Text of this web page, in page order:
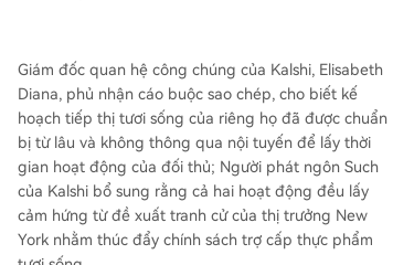
Giám đốc quan hệ công chúng của Kalshi, Elisabeth
Diana, phủ nhận cáo buộc sao chép, cho biết kế
hoạch tiếp thị tươi sống của riêng họ đã được chuẩn
bị từ lâu và không thông qua nội tuyến để lấy thời
gian hoạt động của đối thủ; Người phát ngôn Such
của Kalshi bổ sung rằng cả hai hoạt động đều lấy
cảm hứng từ đề xuất tranh cử của thị trưởng New
York nhằm thúc đẩy chính sách trợ cấp thực phẩm